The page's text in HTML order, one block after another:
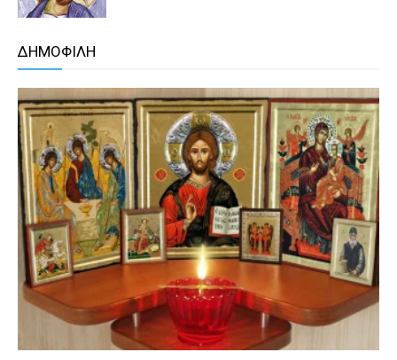
ΔΗΜΟΦΙΛΗ